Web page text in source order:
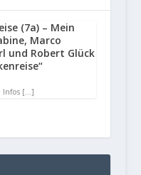
(7a) – Mein
Marco
und Robert Glück
Infos […]